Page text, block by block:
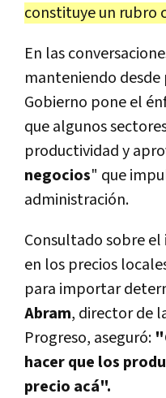
constituye un rubro
En las
manteniendo
Gobierno pone el
que algunos
productividad y
negocios" que
administración.
Consultado sobre
en los precios
para importar
Abram, director de
Progreso, aseguró:
hacer que los
precio acá".